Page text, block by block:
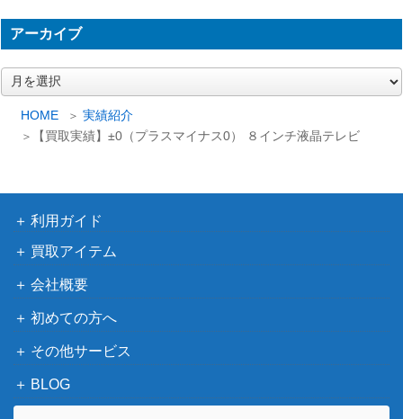
HOME
実績紹介
【買取実績】±0（プラスマイナス0） ８インチ液晶テレビ
アーカイブ
ー
利用ガイド
買取アイテム
会社概要
初めての方へ
その他サービス
BLOG